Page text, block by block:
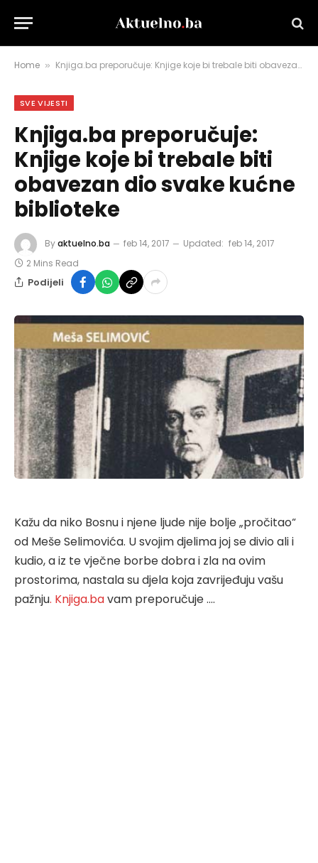
Home » Knjiga.ba preporučuje: Knjige koje bi trebale biti obavezan dio svake kućne biblioteke
SVE VIJESTI
Knjiga.ba preporučuje:
Knjige koje bi trebale biti
obavezan dio svake kućne
biblioteke
Byaktuelno.ba feb 14, 2017 Updated: feb 14, 2017
2 Mins Read
Podijeli
Kažu da niko Bosnu i njene ljude nije bolje „pročitao“
od Meše Selimovića. U svojim djelima joj se divio ali i
kudio, a iz te vječne borbe dobra i zla na ovim
prostorima, nastala su djela koja zavrijeđuju vašu
pažnju. Knjiga.bavam preporučuje ….